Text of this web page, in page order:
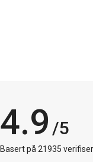
4.9 /5
Basert på 21935